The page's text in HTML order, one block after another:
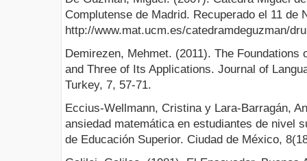
Complutense de Madrid. Recuperado el 11 de
http://www.mat.ucm.es/catedramdeguzman/
Demirezen, Mehmet. (2011). The Foundations
and Three of Its Applications. Journal of
Turkey, 7, 57-71.
Eccius-Wellmann, Cristina y Lara-Barragán,
ansiedad matemática en estudiantes de nivel
de Educación Superior. Ciudad de México,